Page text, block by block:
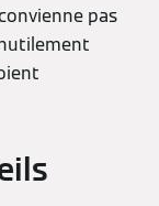
pas